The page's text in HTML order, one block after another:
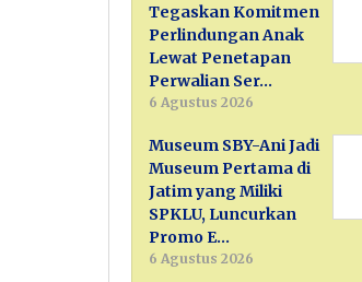
Tegaskan Komitmen
Perlindungan Anak
Lewat Penetapan
Perwalian Ser…
6 Agustus 2026
Museum SBY-Ani Jadi
Museum Pertama di
Jatim yang Miliki
SPKLU, Luncurkan
Promo E…
6 Agustus 2026